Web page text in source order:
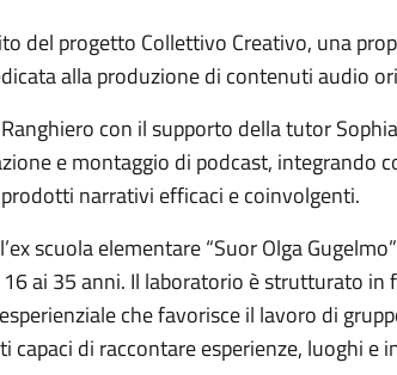
del progetto Collettivo Creativo, una
alla produzione di contenuti audio
con il supporto della tutor
e montaggio di podcast, integrando
narrativi efficaci e coinvolgenti.
scuola elementare “Suor Olga
ai 35 anni. Il laboratorio è strutturato in
che favorisce il lavoro di
di raccontare esperienze, luoghi e